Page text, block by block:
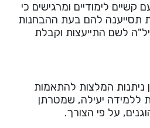
לימודיים ומרגישים כי
תסייענה להם בעת ההבחנות
לשם התייעצות וקבלת
ניתנות המלצות להתאמות
ללמידה יעילה, שמטרתן
על פי הצורך.